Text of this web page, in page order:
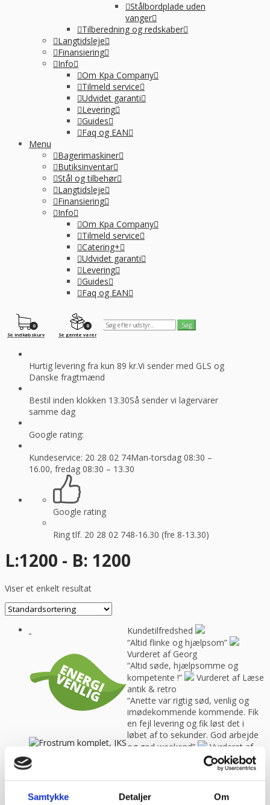
Samtykke Detaljer Om
Stålbordplade uden
vanger
Tilberedning og redskaber
Langtidsleje
Finansiering
Info
Om Kpa Company
Tilmeld service
Udvidet garanti
Levering
Guides
Faq og EAN
Menu
Bagerimaskiner
Butiksinventar
Stål og tilbehør
Langtidsleje
Finansiering
Info
Om Kpa Company
Tilmeld service
Catering+
Udvidet garanti
Levering
Guides
Faq og EAN
0
Se gemte varer
0
Se indkøbskurv
Hurtig levering fra kun 89 kr.Vi sender med GLS og
Danske fragtmænd
Bestil inden klokken 13.30Så sender vi lagervarer
samme dag
Google rating:
Kundeservice: 20 28 02 74Man-torsdag 08:30 –
16.00, fredag 08:30 – 13.30
Google rating
Ring tlf. 20 28 02 748-16.30 (fre 8-13.30)
L:1200 - B: 1200
Viser et enkelt resultat
JKS SuperEko
Kundetilfredshed
“Altid flinke og hjælpsom”
Vurderet af Georg
“Altid søde, hjælpsomme og
kompetente !”
Vurderet af Læse
antik & retro
“Anette var rigtig sød, venlig og
imødekommende kommende. Fik
en fejl levering og fik løst det i
løbet af to sekunder. God arbejde
og god weekend”
Vurderet af
“Bestilte kl.13 og havde tingene
dagen efter kl.10. God service ☺”
Vurderet af Heidi Buch Jensen